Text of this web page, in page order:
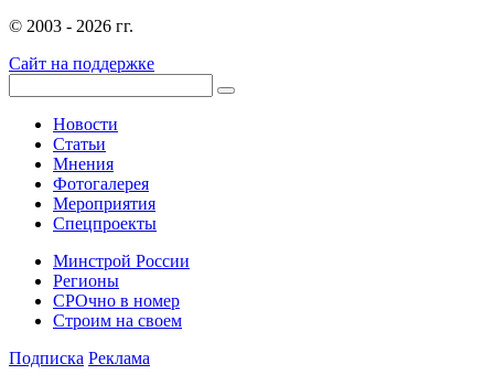
© 2003 - 2026 гг.
Сайт на поддержке
Новости
Статьи
Мнения
Фотогалерея
Мероприятия
Спецпроекты
Минстрой России
Регионы
СРОчно в номер
Строим на своем
Подписка Реклама